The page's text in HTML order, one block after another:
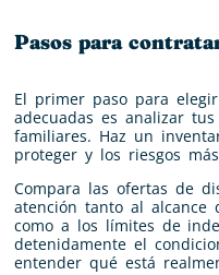
Pasos para
El primer paso para
adecuadas es analizar
familiares. Haz un
proteger y los riesgos
Compara las ofertas de
atención tanto al alcance
como a los límites de
detenidamente el
entender qué está